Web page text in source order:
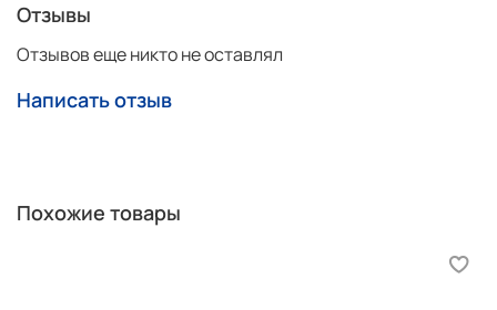
Как подобрать размер
Для того, что бы подобрать размер этой модели, нужно
как можно точнее измерить длину ступни. У этого
Две линейки. Положите на пол лист бумаги торцом к
ровной вертикальной поверхности (например, к стене
Отзывы
Отзывов еще никто не оставлял
Написать отзыв
Похожие товары